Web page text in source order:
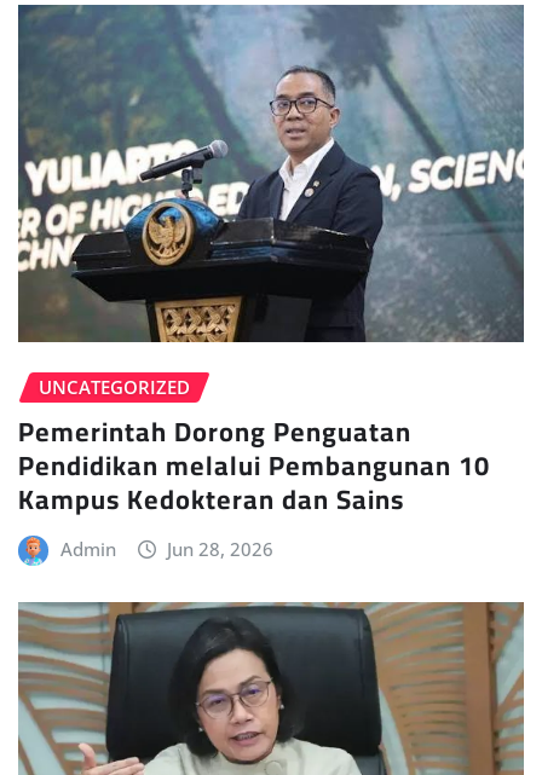
UNCATEGORIZED
Pemerintah Dorong Penguatan
Pendidikan melalui Pembangunan 10
Kampus Kedokteran dan Sains
Admin Jun 28, 2026